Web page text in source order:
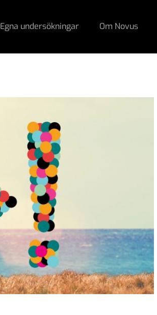
Egna undersökningar Om Novus